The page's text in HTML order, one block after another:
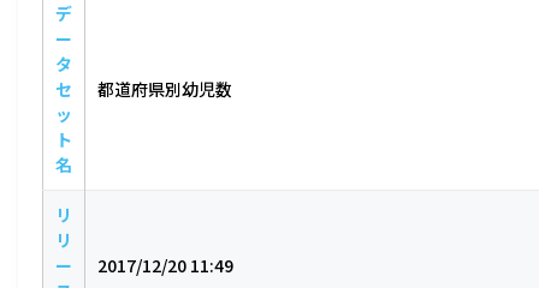
デ
ー
タ
セ
ッ
ト
名
都道府県別幼児数
リ
リ
ー
2017/12/20 11:49